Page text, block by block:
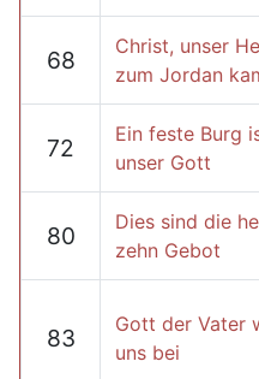
68
Christ, unser
zum Jordan
72
Ein feste Burg
unser Gott
80
Dies sind die
zehn Gebot
83
Gott der Vater
uns bei